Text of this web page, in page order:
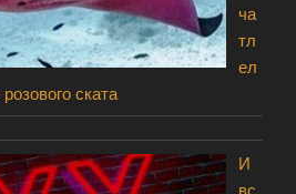
ча
тл
ел
ската
И
вс